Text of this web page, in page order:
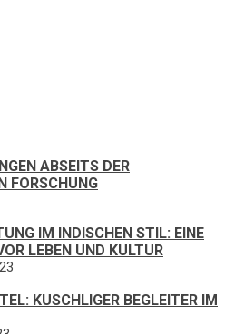
ABSEITS DER
FORSCHUNG
IM INDISCHEN STIL: EINE
LEBEN UND KULTUR
KUSCHLIGER BEGLEITER IM